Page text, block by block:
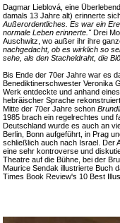
Dagmar Lieblová, eine
damals 13 Jahre alt) erinnerte
Außerordentliches. Es war ein
normale Leben erinnerte."Drei
Auschwitz, wo außer ihr ihre
nachgedacht, ob es wirklich so
sehe, als den Stacheldraht, die
Bis Ende der 70er Jahre war es
Benediktinerschwester Veronika
Werk entdeckte und anhand
hebräischer Sprache
Mitte der 70er Jahre schon
1985 brach ein regelrechtes und
Deutschland wurde es auch an
Berlin, Bonn aufgeführt, in Prag
schließlich auch nach Israel. Der
eine sehr kontroverse und
Theatre auf die Bühne, bei der
Maurice Sendak illustrierte Buch
Times Book Review's 10 Best